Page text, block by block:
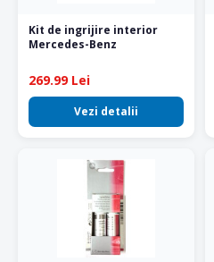
Kit de ingrijire interior
Mercedes-Benz
269.99 Lei
Vezi detalii